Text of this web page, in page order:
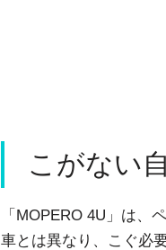
こがない
「MOPERO 4U」は、
車とは異なり、こぐ必